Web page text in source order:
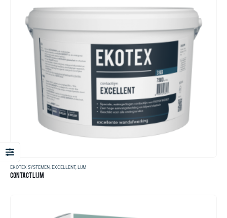
EKOTEX SYSTEMEN EXCELLENT, LIJM
CONTACT LIJM